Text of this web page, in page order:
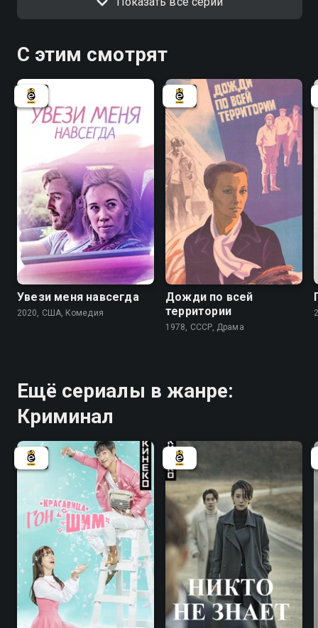
С этим смотрят
Увези меня навсегда
2020, США, Комедия
Дожди по всей
территории
1978, СССР, Драма
Ещё сериалы в жанре:
Криминал
7.7 7.3 7.7 7.8